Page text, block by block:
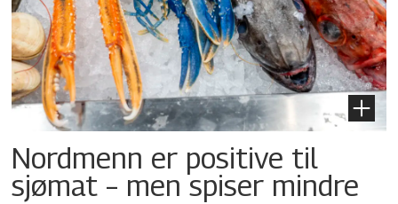
Nordmenn er positive til
sjømat – men spiser mindre